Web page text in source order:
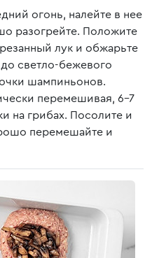
огонь, налейте в нее
разогрейте. Положите
лук и обжарьте
светло-бежевого
шампиньонов.
перемешивая, 6-7
на грибах. Посолите и
перемешайте и